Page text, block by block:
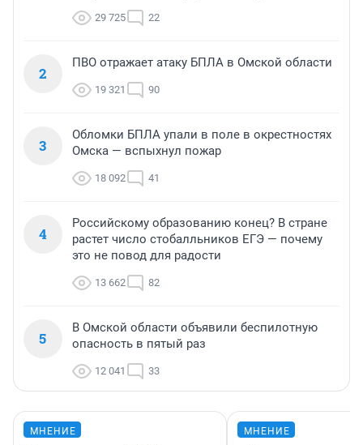
29 725 22
2
ПВО отражает атаку БПЛА в Омской области
19 321 90
3
Обломки БПЛА упали в поле в окрестностях
Омска — вспыхнул пожар
18 092 41
4
Российскому образованию конец? В стране
растет число стобалльников ЕГЭ — почему
это не повод для радости
13 662 82
5
В Омской области объявили беспилотную
опасность в пятый раз
12 041 33
МНЕНИЕ МНЕНИЕ